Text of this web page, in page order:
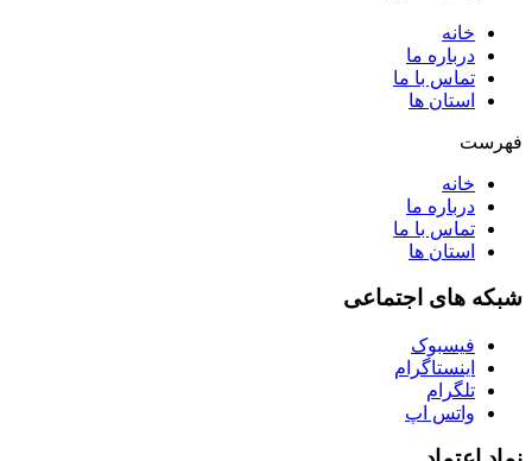
خانه
درباره ما
تماس با ما
استان ها
فهرست
خانه
درباره ما
تماس با ما
استان ها
شبکه های اجتماعی
فیسبوک
اینستاگرام
تلگرام
واتس اپ